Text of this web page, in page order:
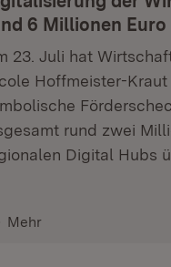
6 Millionen Euro
23. Juli hat
Hoffmeister-Kraut
rund zwei
Digital Hubs
Mehr